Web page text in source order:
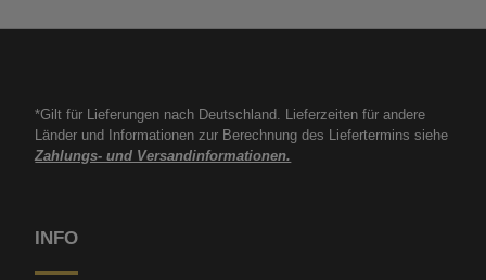
*Gilt für Lieferungen nach Deutschland. Lieferzeiten für andere
Länder und Informationen zur Berechnung des Liefertermins siehe
Zahlungs- und Versandinformationen.
INFO